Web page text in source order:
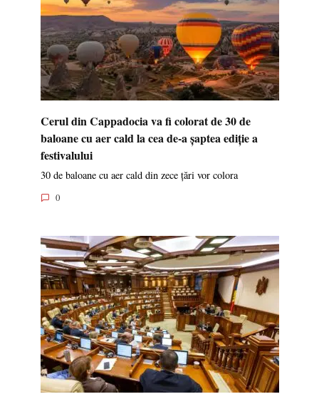
Cerul din Cappadocia va fi colorat de 30 de
baloane cu aer cald la cea de-a șaptea ediție a
festivalului
30 de baloane cu aer cald din zece țări vor colora
0